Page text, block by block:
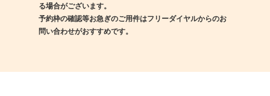
る場合がございます。
予約枠の確認等お急ぎのご用件はフリーダイヤルからのお
問い合わせがおすすめです。